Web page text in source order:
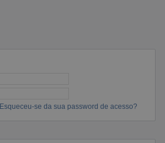
Esqueceu-se da sua password de acesso?